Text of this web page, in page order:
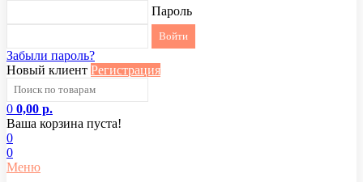
Пароль
Забыли пароль?
Новый клиент Регистрация
0 0,00 р.
Ваша корзина пуста!
0
0
Меню